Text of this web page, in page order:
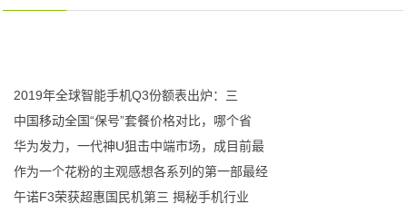
2019年全球智能手机Q3份额表出炉：三
中国移动全国“保号”套餐价格对比，哪个省
华为发力，一代神U狙击中端市场，成目前最
作为一个花粉的主观感想各系列的第一部最经
午诺F3荣获超惠国民机第三 揭秘手机行业